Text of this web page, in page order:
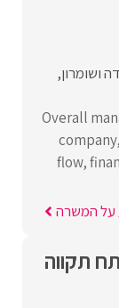
ושומרון
Overall
flow,
על המשרה
תקווה